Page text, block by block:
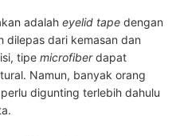
adalah eyelid tape dengan
dilepas dari kemasan dan
tipe microfiberdapat
Namun, banyak orang
digunting terlebih dahulu